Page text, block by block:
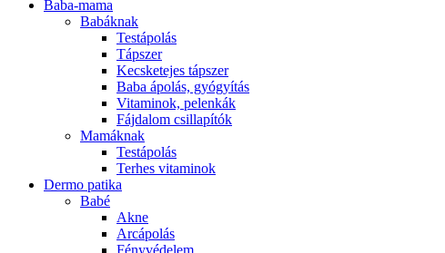
Baba-mama
Babáknak
Testápolás
Tápszer
Kecsketejes tápszer
Baba ápolás, gyógyítás
Vitaminok, pelenkák
Fájdalom csillapítók
Mamáknak
Testápolás
Terhes vitaminok
Dermo patika
Babé
Akne
Arcápolás
Fényvédelem